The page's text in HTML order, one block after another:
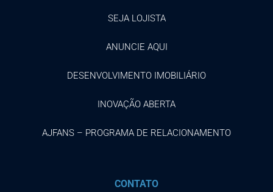
SEJA LOJISTA
ANUNCIE AQUI
DESENVOLVIMENTO IMOBILIÁRIO
INOVAÇÃO ABERTA
AJFANS – PROGRAMA DE RELACIONAMENTO
CONTATO